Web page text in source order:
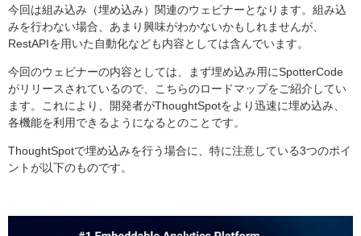
今回は組み込み（埋め込み）関連のウェビナーとなります。組み込
みを行わない場合、あまり興味がわかないかもしれませんが、
RestAPIを用いた自動化なども内容としては含んでいます。
今回のウェビナーの内容としては、まず埋め込み用にSpotterCode
がリリースされているので、こちらのロードマップをご紹介してい
ます。これにより、開発者がThoughtSpotをより迅速に埋め込み、
各機能を利用できるようになるとのことです。
ThoughtSpotで埋め込みを行う場合に、特に注意している3つのポイ
ントが以下のものです。